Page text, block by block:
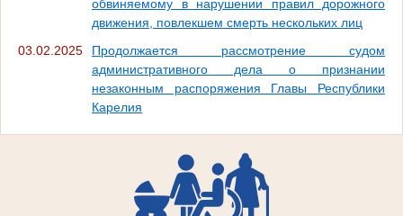
обвиняемому в нарушении правил дорожного
движения, повлекшем смерть нескольких лиц
03.02.2025
Продолжается рассмотрение судом
административного дела о признании
незаконным распоряжения Главы Республики
Карелия